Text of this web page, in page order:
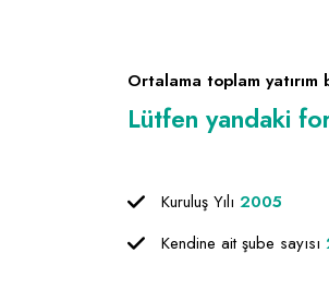
Ortalama toplam yatırım
Lütfen yandaki
Kuruluş Yılı 2005
Kendine ait şube sayısı